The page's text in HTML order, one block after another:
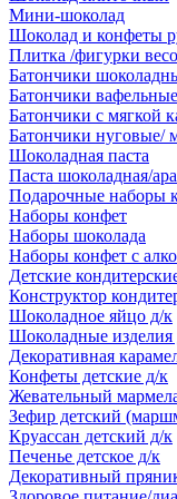
Мини-шоколад
Шоколад и конфеты
Плитка /фигурки
Батончики
Батончики вафельные
Батончики с мягкой
Батончики нуговые/
Шоколадная паста
Паста шоколадная/
Подарочные наборы
Наборы конфет
Наборы шоколада
Наборы конфет с
Детские
Конструктор
Шоколадное яйцо д/к
Шоколадные изделия
Декоративная
Конфеты детские д/к
Жевательный
Зефир детский
Круассан детский д/к
Печенье детское д/к
Декоративный